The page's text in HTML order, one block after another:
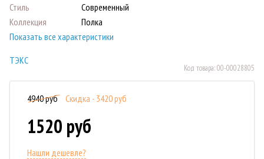
Стиль
Современный
Коллекция
Полка
Показать все характеристики
ТЭКС
Код товара:00-00028805
4940 руб Скидка - 3420 руб
1520 руб
Нашли дешевле?